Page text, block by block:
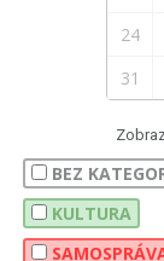
24
31
BEZ
KULTURA